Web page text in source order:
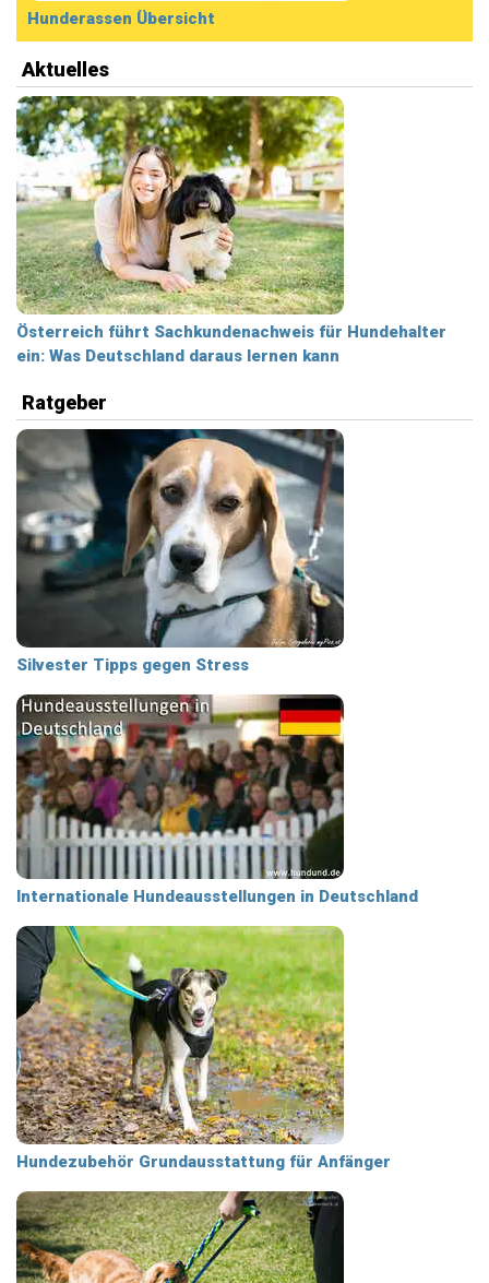
Hunderassen Übersicht
Aktuelles
Österreich führt Sachkundenachweis für Hundehalter
ein: Was Deutschland daraus lernen kann
Ratgeber
Silvester Tipps gegen Stress
Internationale Hundeausstellungen in Deutschland
Hundezubehör Grundausstattung für Anfänger